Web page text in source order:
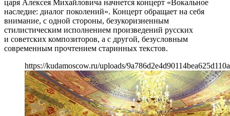
царя Алексея Михайловича начнется концерт «Вокальное
наследие: диалог поколений». Концерт обращает на себя
внимание, с одной стороны, безукоризненным
стилистическим исполнением произведений русских
и советских композиторов, а с другой, безусловным
современным прочтением старинных текстов.
https://kudamoscow.ru/uploads/